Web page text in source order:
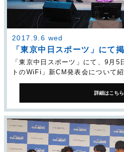
2017.9.6 wed
「東京中日スポーツ」にて
「東京中日スポーツ」にて、9月5
トのWiFi」新CM発表会について紹
詳細はこちら